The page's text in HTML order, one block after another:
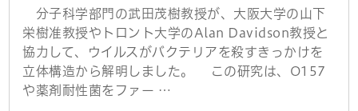
分子科学部門の武田茂樹教授が、大阪大学の山下
栄樹准教授やトロント大学のAlan Davidson教授と
協力して、ウイルスがバクテリアを殺すきっかけを
立体構造から解明しました。 この研究は、O157
や薬剤耐性菌をファー …